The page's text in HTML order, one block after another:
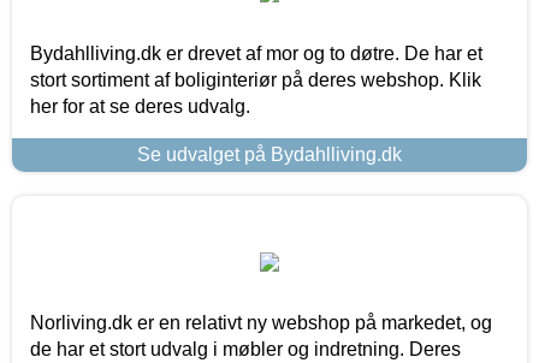
Bydahlliving.dk er drevet af mor og to døtre. De har et
stort sortiment af boliginteriør på deres webshop. Klik
her for at se deres udvalg.
Se udvalget på Bydahlliving.dk
Norliving.dk er en relativt ny webshop på markedet, og
de har et stort udvalg i møbler og indretning. Deres